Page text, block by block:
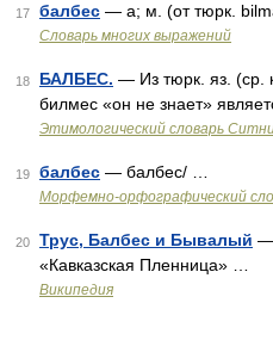
17 балбес — а; м. (от тюрк.
Словарь многих выражений
18 БАЛБЕС. — Из тюрк. яз. (ср.
билмес «он не знает»
Этимологический словарь
19 балбес — балбес/ …
Морфемно-орфографический
20 Трус, Балбес и Бывалый —
«Кавказская Пленница» …
Википедия